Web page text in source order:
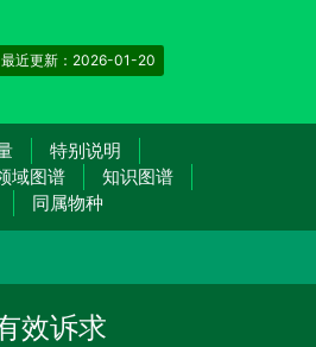
最近更新：2026-01-20
特别说明
域图谱
知识图谱
同属物种
效诉求